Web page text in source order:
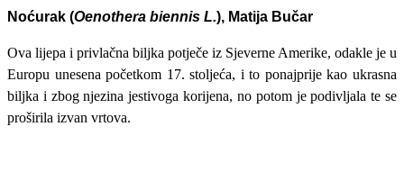
Noćurak (Oenothera biennis L.), Matija Bučar
Ova lijepa i privlačna biljka potječe iz Sjeverne Amerike, odakle je u
Europu unesena početkom 17. stoljeća, i to ponajprije kao ukrasna
biljka i zbog njezina jestivoga korijena, no potom je podivljala te se
proširila izvan vrtova.